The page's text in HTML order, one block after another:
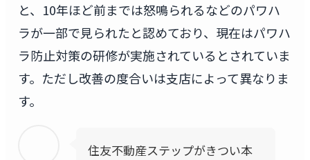
と、10年ほど前までは怒鳴られるなどのパワハ
ラが一部で見られたと認めており、現在はパワハ
ラ防止対策の研修が実施されているとされていま
す。ただし改善の度合いは支店によって異なりま
す。
住友不動産ステップがきつい本